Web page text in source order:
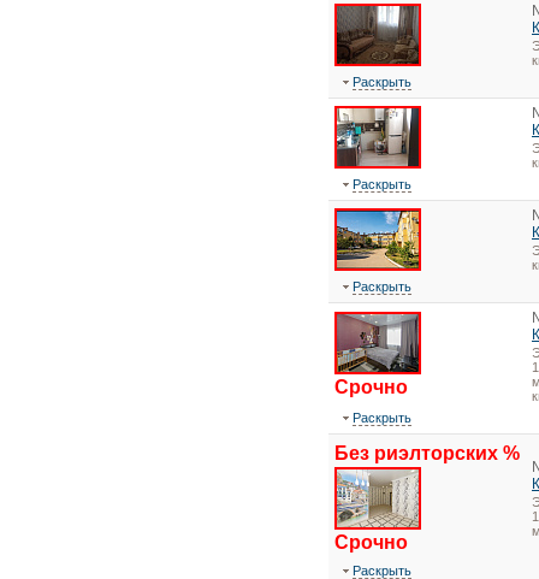
Раскрыть
Раскрыть
Раскрыть
Срочно
Раскрыть
Без риэлторских %
Срочно
Раскрыть